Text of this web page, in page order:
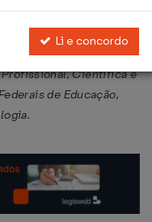
30 dez 2008
Profissional, Científica e
de Educação,
Li e concordo